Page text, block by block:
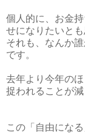
個人的に、お金
せになりたいとも
それも、なんか
です。
去年より今年の
捉われることが
この「自由にな